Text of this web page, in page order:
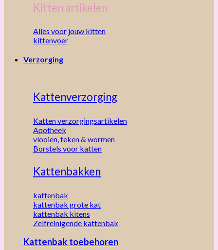
Kitten artikelen
Alles voor jouw kitten
kittenvoer
Verzorging
Kattenverzorging
Katten verzorgingsartikelen
Apotheek
vlooien, teken & wormen
Borstels voor katten
Kattenbakken
kattenbak
kattenbak grote kat
kattenbak kitens
Zelfreinigende kattenbak
Kattenbak toebehoren